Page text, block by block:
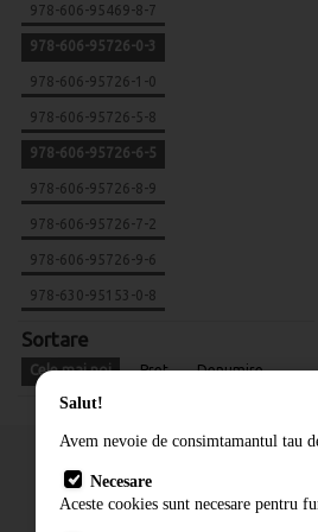
978-606-95469-8-7
978-606-95726-0-3
978-606-95726-1-0
978-606-95726-5-8
978-606-95726-6-5
978-606-95726-8-9
978-606-95726-7-2
978-606-95726-9-6
978-630-95153-0-8
Sortare
Cele mai noi Pret Denumire
Salut!
Avem nevoie de consimtamantul tau
Necesare
Aceste cookies sunt necesare pentru